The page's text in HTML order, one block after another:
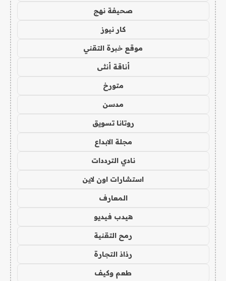
صحيفة نهج
كار نيوز
موقع خبرة التقني
أناقة أنثى
متورخ
مدسن
روتانا تسويق
مجلة الابداع
نادي الترددات
استشارات اون لاين
المعارف
هيدب فيديو
رمح التقنية
رذاذ التجارة
طعم وكيف